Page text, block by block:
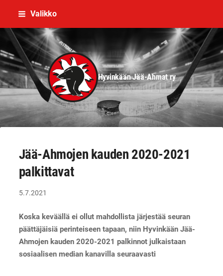
Siirry
sisältöön
Valikko
Hyvinkään Jää-Ahmat ry
Jää-Ahmojen kauden 2020-2021
palkittavat
5.7.2021
Koska keväällä ei ollut mahdollista järjestää seuran
päättäjäisiä perinteiseen tapaan, niin Hyvinkään Jää-
Ahmojen kauden 2020-2021 palkinnot julkaistaan
sosiaalisen median kanavilla seuraavasti